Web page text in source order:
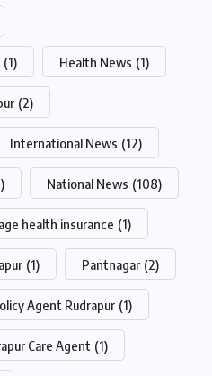
(1) Health News (1)
(2)
International News (12)
National News (108)
health insurance (1)
(1) Pantnagar (2)
Agent Rudrapur (1)
Care Agent (1)